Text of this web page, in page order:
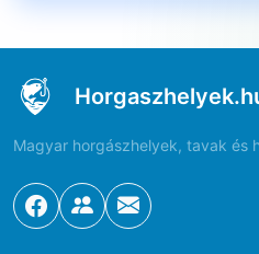
Magyar horgászhelyek, tavak és